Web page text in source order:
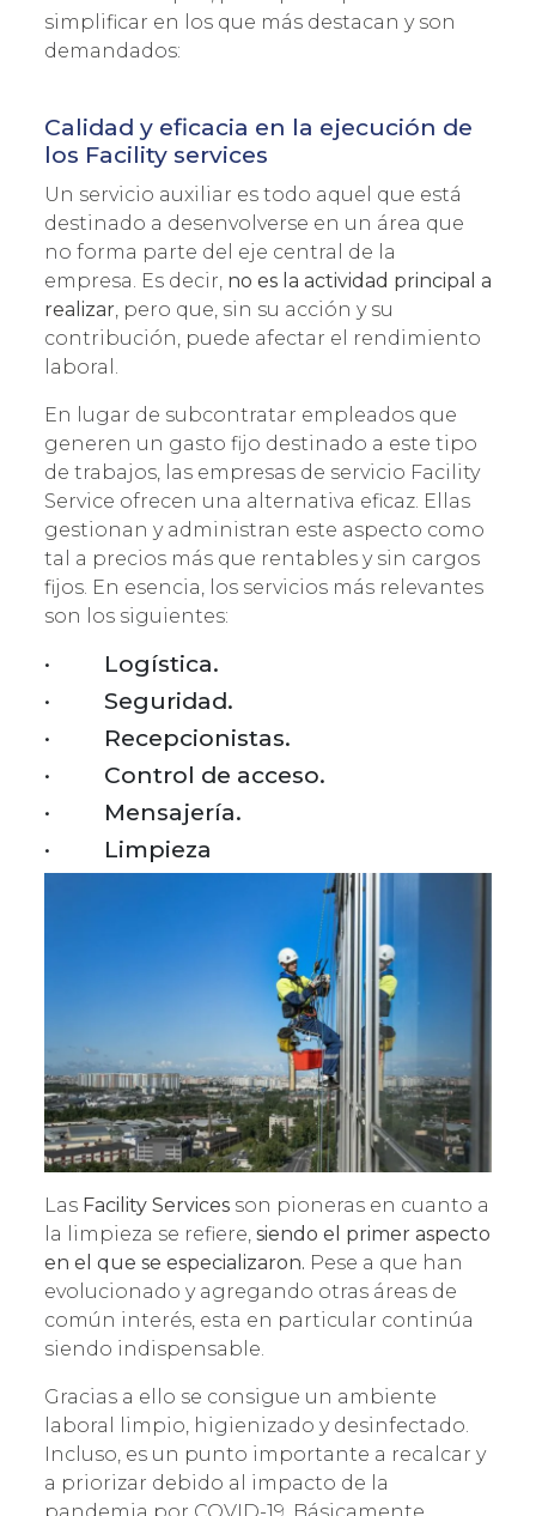
simplificar en los que más destacan y son
demandados:
Calidad y eficacia en la ejecución de
los Facility services
Un servicio auxiliar es todo aquel que está
destinado a desenvolverse en un área que
no forma parte del eje central de la
empresa. Es decir, no es la actividad principal a
realizar, pero que, sin su acción y su
contribución, puede afectar el rendimiento
laboral.
En lugar de subcontratar empleados que
generen un gasto fijo destinado a este tipo
de trabajos, las empresas de servicio Facility
Service ofrecen una alternativa eficaz. Ellas
gestionan y administran este aspecto como
tal a precios más que rentables y sin cargos
fijos. En esencia, los servicios más relevantes
son los siguientes:
· Logística.
· Seguridad.
· Recepcionistas.
· Control de acceso.
· Mensajería.
· Limpieza
Las Facility Services son pioneras en cuanto a
la limpieza se refiere, siendo el primer aspecto
en el que se especializaron. Pese a que han
evolucionado y agregando otras áreas de
común interés, esta en particular continúa
siendo indispensable.
Gracias a ello se consigue un ambiente
laboral limpio, higienizado y desinfectado.
Incluso, es un punto importante a recalcar y
a priorizar debido al impacto de la
pandemia por COVID-19. Básicamente,
Acepto la política de privacidad y losterminos de uso